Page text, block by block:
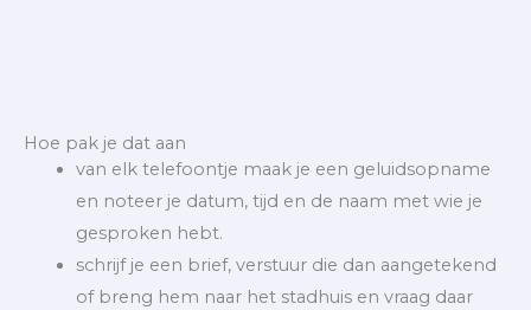
Hoe pak je dat aan
van elk telefoontje maak je een geluidsopname
en noteer je datum, tijd en de naam met wie je
gesproken hebt.
schrijf je een brief, verstuur die dan aangetekend
of breng hem naar het stadhuis en vraag daar